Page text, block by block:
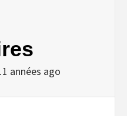
années ago